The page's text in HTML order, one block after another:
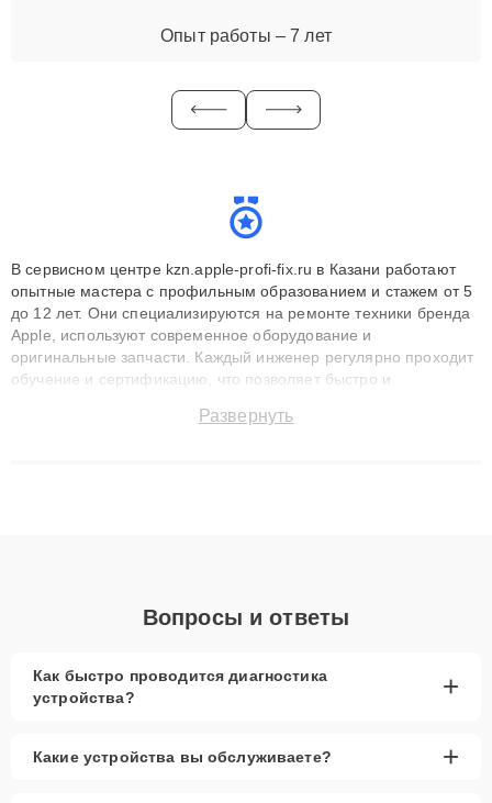
Опыт работы – 7 лет
В сервисном центре kzn.apple-profi-fix.ru в Казани работают
опытные мастера с профильным образованием и стажем от 5
до 12 лет. Они специализируются на ремонте техники бренда
Apple, используют современное оборудование и
оригинальные запчасти. Каждый инженер регулярно проходит
обучение и сертификацию, что позволяет быстро и
сохранением гарантии до 3 лет. Наши мастера решают
Развернуть
Вопросы и ответы
Как быстро проводится диагностика
устройства?
+
Какие устройства вы обслуживаете? +